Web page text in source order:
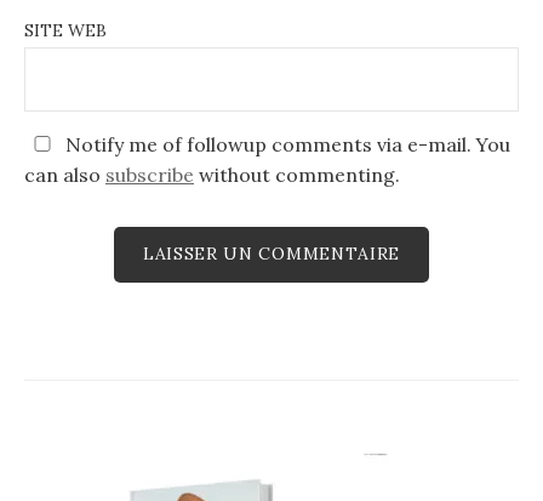
SITE WEB
Notify me of followup comments via e-mail. You
can also subscribe without commenting.